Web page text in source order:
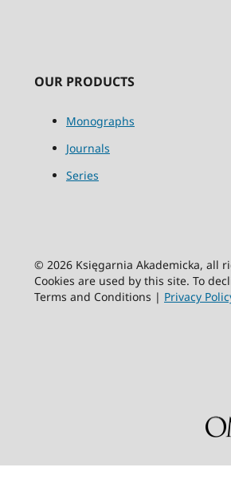
OUR PRODUCTS
Monographs
Journals
Series
© 2026 Księgarnia Akademicka, all
Cookies are used by this site. To
Terms and Conditions | Privacy